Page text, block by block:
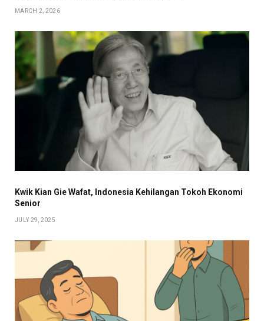
MARCH 2, 2026
Kwik Kian Gie Wafat, Indonesia Kehilangan Tokoh Ekonomi
Senior
JULY 29, 2025